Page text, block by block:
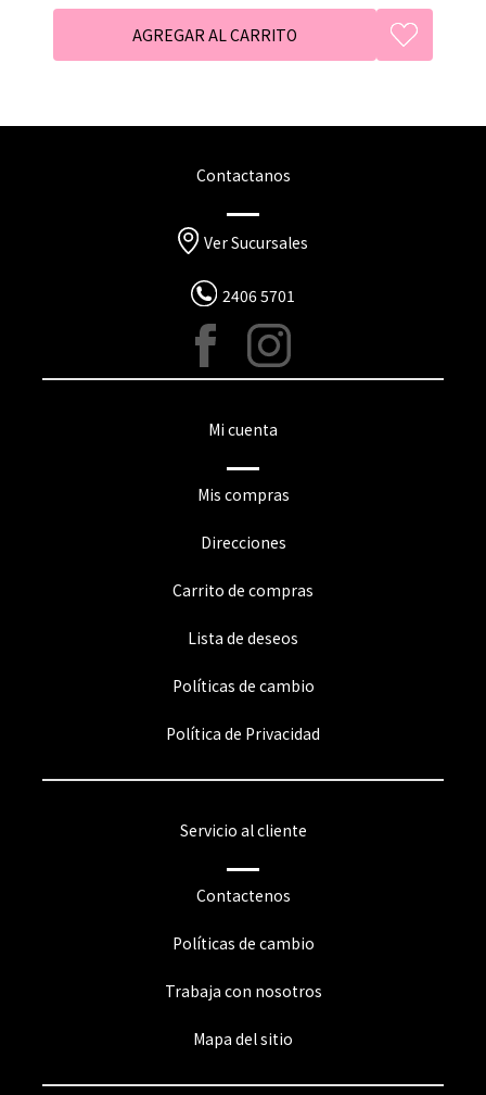
Contactanos
Ver Sucursales
2406 5701
Mi cuenta
Mis compras
Direcciones
Carrito de compras
Lista de deseos
Políticas de cambio
Política de Privacidad
Servicio al cliente
Contactenos
Políticas de cambio
Trabaja con nosotros
Mapa del sitio